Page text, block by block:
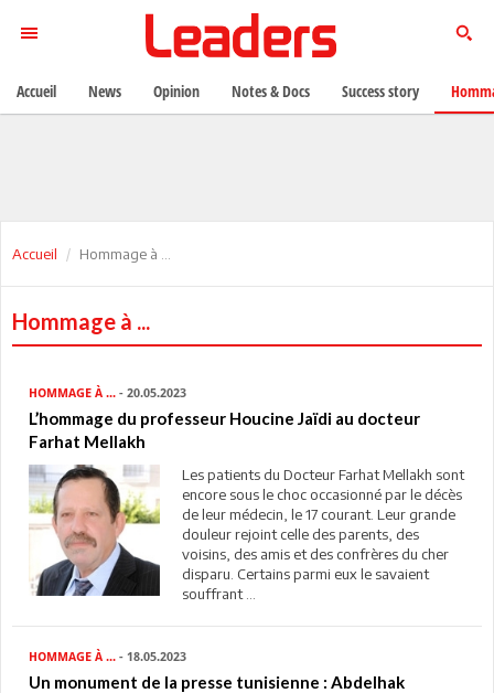
Accueil Hommage à ...
Hommage à ...
HOMMAGE À ... - 20.05.2023
L’hommage du professeur Houcine Jaïdi au docteur
Farhat Mellakh
Les patients du Docteur Farhat Mellakh sont
encore sous le choc occasionné par le décès
de leur médecin, le 17 courant. Leur grande
douleur rejoint celle des parents, des
voisins, des amis et des confrères du cher
disparu. Certains parmi eux le savaient
souffrant ...
HOMMAGE À ... - 18.05.2023
Un monument de la presse tunisienne : Abdelhak
Accueil News Opinion Notes & Docs Success story